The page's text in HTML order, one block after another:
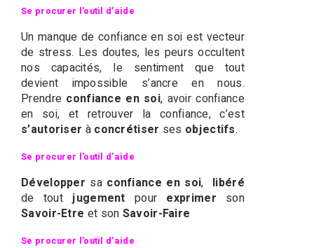
Se procurer l’outil d’aide
Un manque de confiance en soi est vecteur
de stress. Les doutes, les peurs occultent
nos capacités, le sentiment que tout
devient impossible s’ancre en nous.
Prendre confiance en soi, avoir confiance
en soi, et retrouver la confiance, c’est
s’autoriser à concrétiser ses objectifs.
Se procurer l’outil d’aide
Développer sa confiance en soi, libéré
de toutjugement pour exprimer son
Savoir-Etre et son Savoir-Faire
Se procurer l’outil d’aide